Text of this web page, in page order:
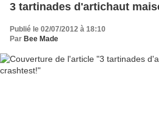
3 tartinades d'artichaut
Publié le 02/07/2012 à 18:10
Par Bee Made